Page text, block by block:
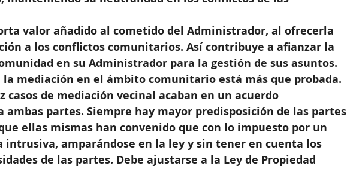
valor añadido al cometido del Administrador, al ofrecerla
a los conflictos comunitarios. Así contribuye a afianzar la
en su Administrador para la gestión de sus asuntos.
la mediación en el ámbito comunitario está más que probada.
casos de mediación vecinal acaban en un acuerdo
partes. Siempre hay mayor predisposición de las partes
ellas mismas han convenido que con lo impuesto por un
intrusiva, amparándose en la ley y sin tener en cuenta los
de las partes. Debe ajustarse a la Ley de Propiedad